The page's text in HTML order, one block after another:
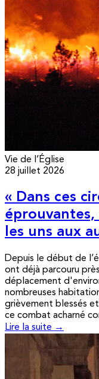
Vie de l’Église
28 juillet 2026
« Dans ces
les uns aux
Depuis le début de
ont déjà parcouru
déplacement
nombreuses
grièvement blessés
ce combat acharné
Lire la suite →